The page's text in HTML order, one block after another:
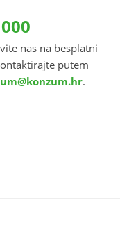
nas na besplatni
putem
.